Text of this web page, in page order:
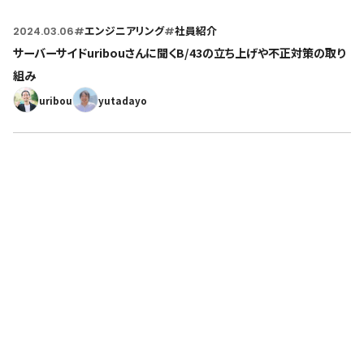
2024.03.06#エンジニアリング#社員紹介
サーバーサイドuribouさんに聞くB/43の立ち上げや不正対策の取り
組み
uribou yutadayo